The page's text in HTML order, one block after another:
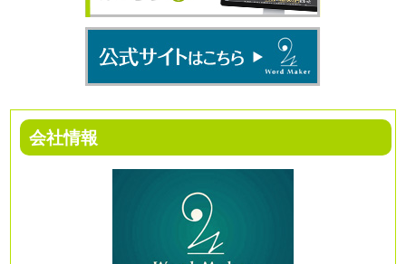
会社情報